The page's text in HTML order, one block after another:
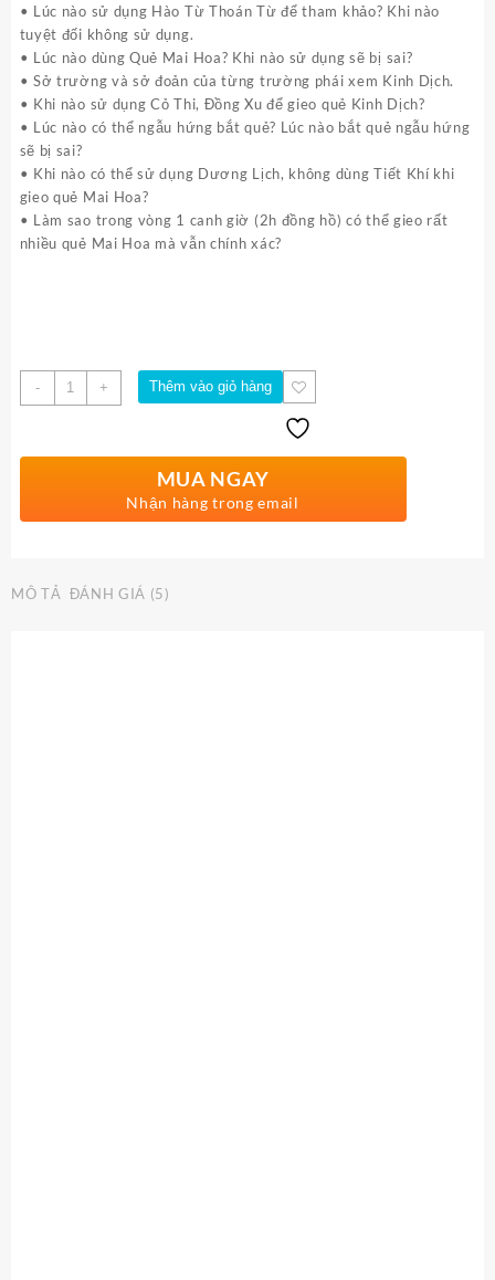
• Lúc nào sử dụng Hào Từ Thoán Từ để tham khảo? Khi nào
tuyệt đối không sử dụng.
• Lúc nào dùng Quẻ Mai Hoa? Khi nào sử dụng sẽ bị sai?
• Sở trường và sở đoản của từng trường phái xem Kinh Dịch.
• Khi nào sử dụng Cỏ Thi, Đồng Xu để gieo quẻ Kinh Dịch?
• Lúc nào có thể ngẫu hứng bắt quẻ? Lúc nào bắt quẻ ngẫu hứng
sẽ bị sai?
• Khi nào có thể sử dụng Dương Lịch, không dùng Tiết Khí khi
gieo quẻ Mai Hoa?
• Làm sao trong vòng 1 canh giờ (2h đồng hồ) có thể gieo rất
nhiều quẻ Mai Hoa mà vẫn chính xác?
-
Số
lượng
+ Thêm vào giỏ hàng
MUA NGAY
Nhận hàng trong email
MÔ TẢ ĐÁNH GIÁ (5)